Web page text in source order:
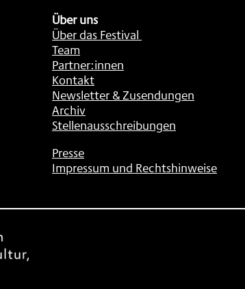
Über uns
Über das Festival
Team
Partner:innen
Kontakt
Newsletter & Zusendungen
Archiv
Stellenausschreibungen
Presse
Impressum und Rechtshinweise